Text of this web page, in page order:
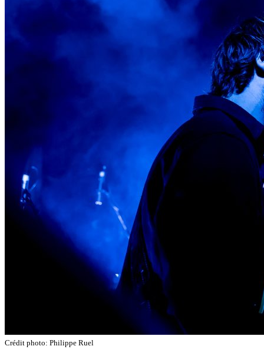
Crédit photo: Philippe Ruel